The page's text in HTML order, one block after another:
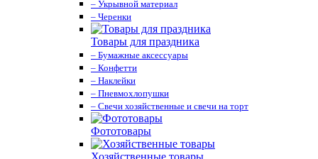
– Укрывной материал
– Черенки
Товары для праздника
– Бумажные аксессуары
– Конфетти
– Наклейки
– Пневмохлопушки
– Свечи хозяйственные и свечи на торт
Фототовары
Хозяйственные товары